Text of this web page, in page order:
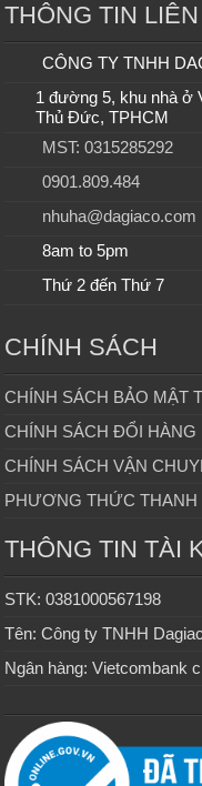
THÔNG TIN
CÔNG TY TNHH
1 đường 5, khu nhà ở
Thủ Đức, TPHCM
MST: 0315285292
0901.809.484
nhuha@dagiaco.com
8am to 5pm
Thứ 2 đến Thứ 7
CHÍNH SÁCH
CHÍNH SÁCH BẢO MẬT
CHÍNH SÁCH ĐỔI HÀNG
CHÍNH SÁCH VẬN
PHƯƠNG THỨC THANH
THÔNG TIN TÀI
STK: 0381000567198
Tên: Công ty TNHH
Ngân hàng: Vietcombank